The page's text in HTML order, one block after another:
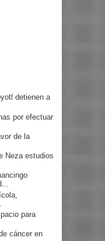
detienen a
por efectuar
de la
Neza estudios
para
cáncer en